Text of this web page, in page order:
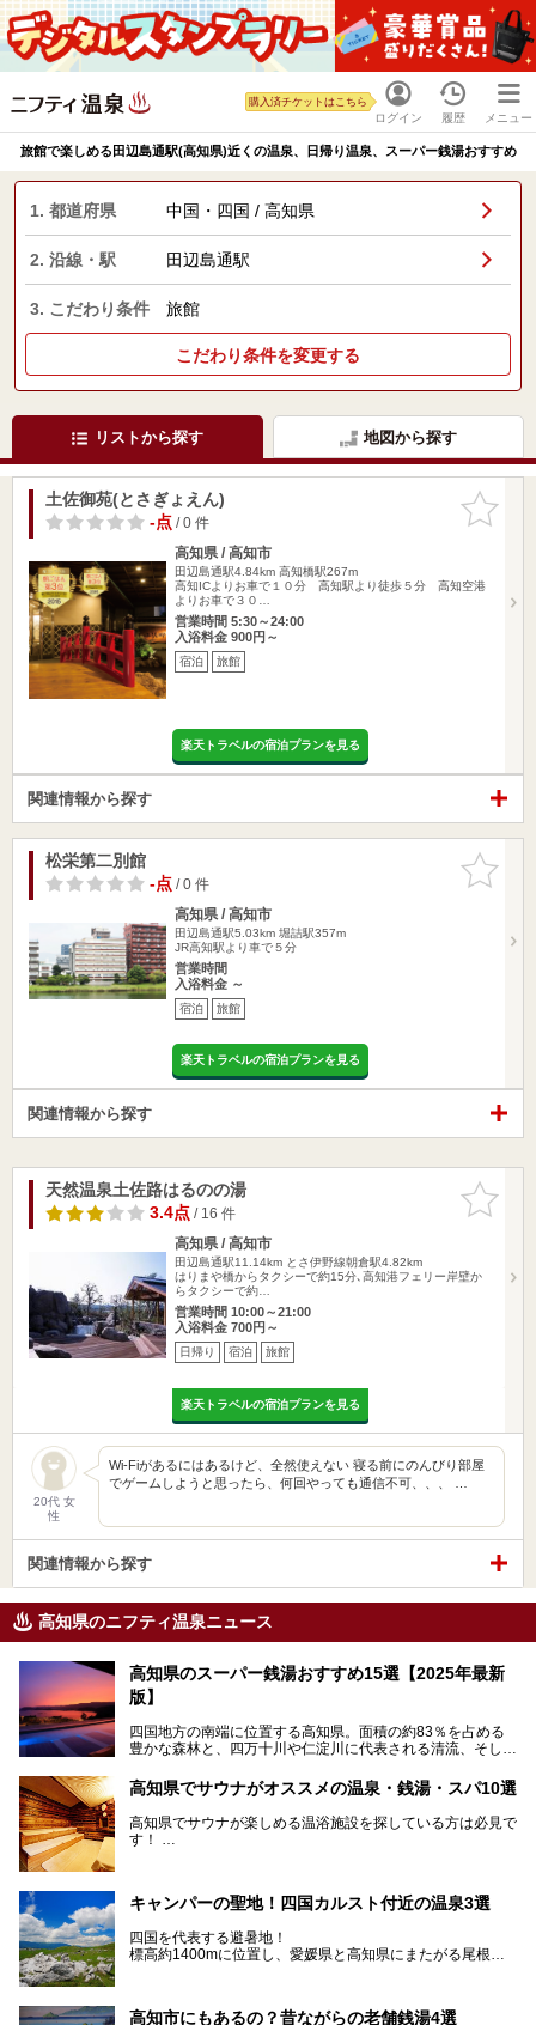
ログイン
購入済チケットはこちら
履歴 メニュー
旅館で楽しめる田辺島通駅(高知県)近くの温泉、日帰り温泉、スーパー銭湯おすすめ
1. 都道府県 中国・四国 / 高知県
2. 沿線・駅 田辺島通駅
3. こだわり条件 旅館
こだわり条件を変更する
リストから探す 地図から探す
お気に入
りに追加
土佐御苑(とさぎょえん)
-点/ 0 件
高知県 / 高知市
田辺島通駅4.84km 高知橋駅267m
高知ICよりお車で１０分 高知駅より徒歩５分 高知空港
よりお車で３０…
営業時間 5:30～24:00
入浴料金 900円～
宿泊 旅館
楽天トラベルの宿泊プランを見る
関連情報から探す
お気に入
りに追加
松栄第二別館
-点/ 0 件
高知県 / 高知市
田辺島通駅5.03km 堀詰駅357m
JR高知駅より車で５分
営業時間
入浴料金 ～
宿泊 旅館
楽天トラベルの宿泊プランを見る
関連情報から探す
お気に入
りに追加
天然温泉土佐路はるのの湯
3.4点/ 16 件
高知県 / 高知市
田辺島通駅11.14km とさ伊野線朝倉駅4.82km
はりまや橋からタクシーで約15分､高知港フェリー岸壁か
らタクシーで約…
営業時間 10:00～21:00
入浴料金 700円～
日帰り 宿泊 旅館
楽天トラベルの宿泊プランを見る
20代 女
性
Wi-Fiがあるにはあるけど、全然使えない 寝る前にのんびり部屋
でゲームしようと思ったら、何回やっても通信不可、、、 …
関連情報から探す
高知県のニフティ温泉ニュース
高知県のスーパー銭湯おすすめ15選【2025年最新
版】
四国地方の南端に位置する高知県。面積の約83％を占める
豊かな森林と、四万十川や仁淀川に代表される清流、そして
魅力がぎゅっと詰まった県です。
高知県はまた、カツオのたたきをはじめとする海産物や清流
で育つ川魚、大皿にごちそうがどっさり盛られた皿鉢料理、
柚子などの柑橘類、地酒といったグルメが充実していること
でも知られます。ここでは、温泉とあわせて自然の景観やグ
高知県でサウナがオススメの温泉・銭湯・スパ10選
高知県でサウナが楽しめる温浴施設を探している方は必見で
す！
ぜひこれを読んで高知のサウナ探しの参考してくださいね！
キャンパーの聖地！四国カルスト付近の温泉3選
四国を代表する避暑地！
標高約1400mに位置し、愛媛県と高知県にまたがる尾根沿
が見れる場所。
高知市にもあるの？昔ながらの老舗銭湯4選